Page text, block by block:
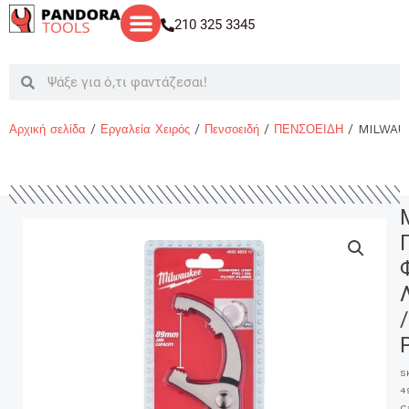
Μετάβαση
στο
210 325 3345
SearchSearch
Αρχική σελίδα / Εργαλεία Χειρός / Πενσοειδή / ΠΕΝΣΟΕΙΔΗ /
/